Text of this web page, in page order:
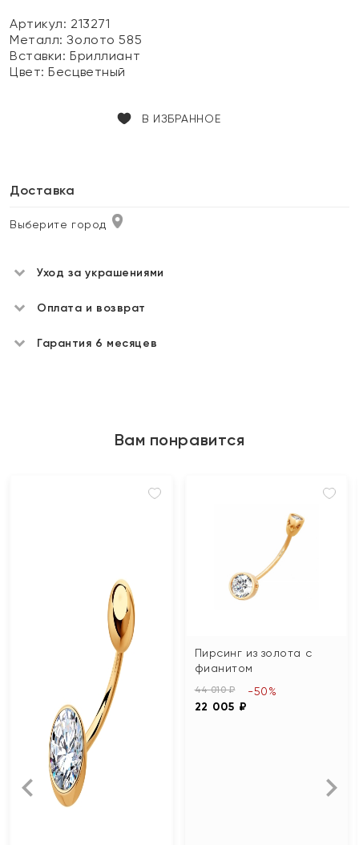
Артикул: 213271
Металл:Золото 585
Вставки:Бриллиант
Цвет:Бесцветный
В ИЗБРАННОЕ
Доставка
Выберите город
Уход за украшениями
Оплата и возврат
Гарантия 6 месяцев
Вам понравится
Пирсинг из золота с
фианитом
44 010 ₽
22 005 ₽
-50%